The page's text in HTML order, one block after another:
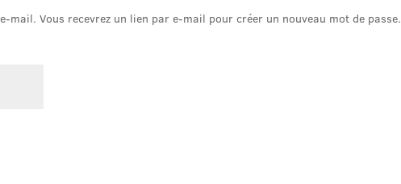
Vous recevrez un lien par e-mail pour créer un nouveau mot de passe.